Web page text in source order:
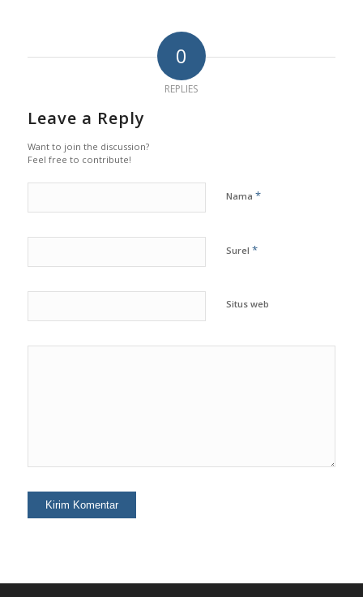
0
REPLIES
Leave a Reply
Want to join the discussion?
Feel free to contribute!
Nama *
Surel *
Situs web